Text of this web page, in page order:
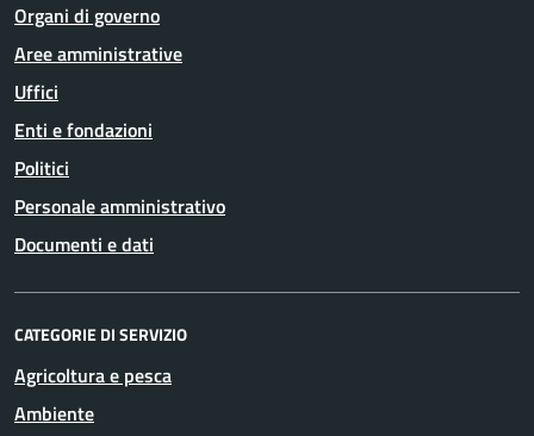
Organi di governo
Aree amministrative
Uffici
Enti e fondazioni
Politici
Personale amministrativo
Documenti e dati
CATEGORIE DI SERVIZIO
Agricoltura e pesca
Ambiente